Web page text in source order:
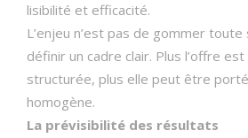
lisibilité et efficacité.
L’enjeu n’est pas de gommer
définir un cadre clair. Plus l’offre
structurée, plus elle peut être
homogène.
La prévisibilité des résultats